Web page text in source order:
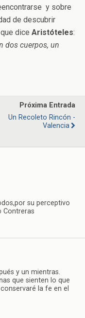
y sobre
de descubrir
dice Aristóteles:
dos cuerpos, un
Próxima Entrada
Un Recoleto Rincón -
Valencia
su perceptivo
Contreras
y un mientras.
que sienten lo que
la fe en el